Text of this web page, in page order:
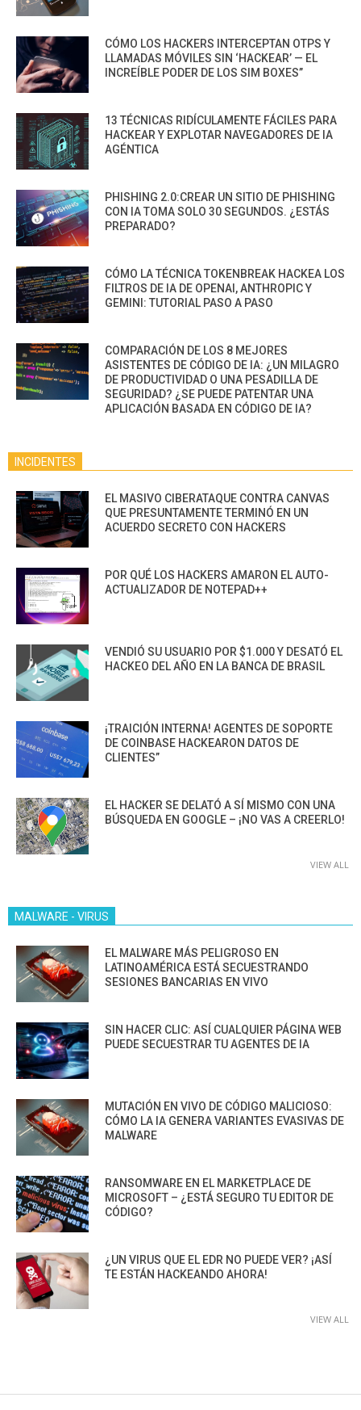
CÓMO LOS HACKERS INTERCEPTAN OTPS Y
LLAMADAS MÓVILES SIN ‘HACKEAR’ — EL
INCREÍBLE PODER DE LOS SIM BOXES”
13 TÉCNICAS RIDÍCULAMENTE FÁCILES PARA
HACKEAR Y EXPLOTAR NAVEGADORES DE IA
AGÉNTICA
PHISHING 2.0:CREAR UN SITIO DE PHISHING
CON IA TOMA SOLO 30 SEGUNDOS. ¿ESTÁS
PREPARADO?
CÓMO LA TÉCNICA TOKENBREAK HACKEA LOS
FILTROS DE IA DE OPENAI, ANTHROPIC Y
GEMINI: TUTORIAL PASO A PASO
COMPARACIÓN DE LOS 8 MEJORES
ASISTENTES DE CÓDIGO DE IA: ¿UN MILAGRO
DE PRODUCTIVIDAD O UNA PESADILLA DE
SEGURIDAD? ¿SE PUEDE PATENTAR UNA
APLICACIÓN BASADA EN CÓDIGO DE IA?
INCIDENTES
EL MASIVO CIBERATAQUE CONTRA CANVAS
QUE PRESUNTAMENTE TERMINÓ EN UN
ACUERDO SECRETO CON HACKERS
POR QUÉ LOS HACKERS AMARON EL AUTO-
ACTUALIZADOR DE NOTEPAD++
VENDIÓ SU USUARIO POR $1.000 Y DESATÓ EL
HACKEO DEL AÑO EN LA BANCA DE BRASIL
¡TRAICIÓN INTERNA! AGENTES DE SOPORTE
DE COINBASE HACKEARON DATOS DE
CLIENTES”
EL HACKER SE DELATÓ A SÍ MISMO CON UNA
BÚSQUEDA EN GOOGLE – ¡NO VAS A CREERLO!
VIEW ALL
MALWARE - VIRUS
EL MALWARE MÁS PELIGROSO EN
LATINOAMÉRICA ESTÁ SECUESTRANDO
SESIONES BANCARIAS EN VIVO
SIN HACER CLIC: ASÍ CUALQUIER PÁGINA WEB
PUEDE SECUESTRAR TU AGENTES DE IA
MUTACIÓN EN VIVO DE CÓDIGO MALICIOSO:
CÓMO LA IA GENERA VARIANTES EVASIVAS DE
MALWARE
RANSOMWARE EN EL MARKETPLACE DE
MICROSOFT – ¿ESTÁ SEGURO TU EDITOR DE
CÓDIGO?
¿UN VIRUS QUE EL EDR NO PUEDE VER? ¡ASÍ
TE ESTÁN HACKEANDO AHORA!
VIEW ALL